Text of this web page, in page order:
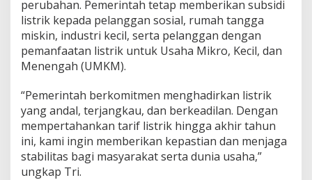
j
a
n
g
2
0
5
u
t
u
k
perubahan. Pemerintah tetap memberikan subsidi
listrik kepada pelanggan sosial, rumah tangga
miskin, industri kecil, serta pelanggan dengan
pemanfaatan listrik untuk Usaha Mikro, Kecil, dan
Menengah (UMKM).
“Pemerintah berkomitmen menghadirkan listrik
yang andal, terjangkau, dan berkeadilan. Dengan
mempertahankan tarif listrik hingga akhir tahun
ini, kami ingin memberikan kepastian dan menjaga
stabilitas bagi masyarakat serta dunia usaha,”
ungkap Tri.